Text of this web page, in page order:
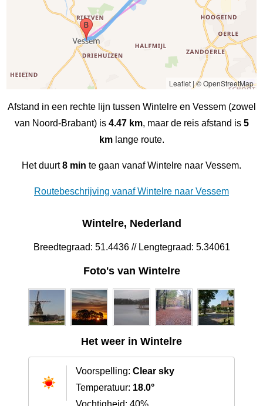
Leaflet|© OpenStreetMap
Afstand in een rechte lijn tussen Wintelre en Vessem (zowel
van Noord-Brabant) is 4.47 km, maar de reis afstand is 5
kmlange route.
Het duurt8 min te gaan vanaf Wintelre naar Vessem.
Routebeschrijving vanaf Wintelre naar Vessem
Wintelre, Nederland
Breedtegraad: 51.4436 // Lengtegraad: 5.34061
Foto's van Wintelre
Het weer in Wintelre
Voorspelling: Clear sky
Temperatuur: 18.0°